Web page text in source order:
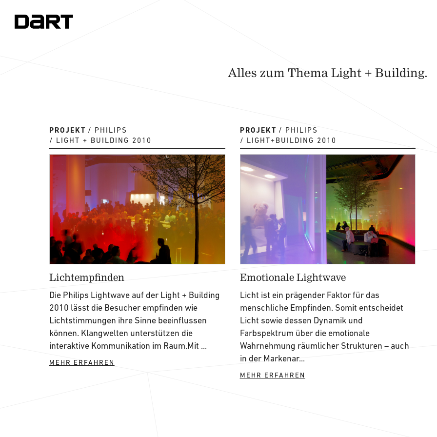
Alles zum Thema Light + Building.
PROJEKT
PHILIPS
LIGHT + BUILDING 2010
Lichtempfinden
Die Philips Lightwave auf der Light + Building
2010 lässt die Besucher empfinden wie
Lichtstimmungen ihre Sinne beeinflussen
können. Klangwelten unterstützen die
interaktive Kommunikation im Raum.Mit ...
MEHR ERFAHREN
PROJEKT
PHILIPS
LIGHT+BUILDING 2010
Emotionale Lightwave
Licht ist ein prägender Faktor für das
menschliche Empfinden. Somit entscheidet
Licht sowie dessen Dynamik und
Farbspektrum über die emotionale
Wahrnehmung räumlicher Strukturen – auch
in der Markenar...
MEHR ERFAHREN